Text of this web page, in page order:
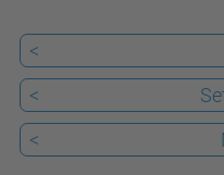
<
<
<